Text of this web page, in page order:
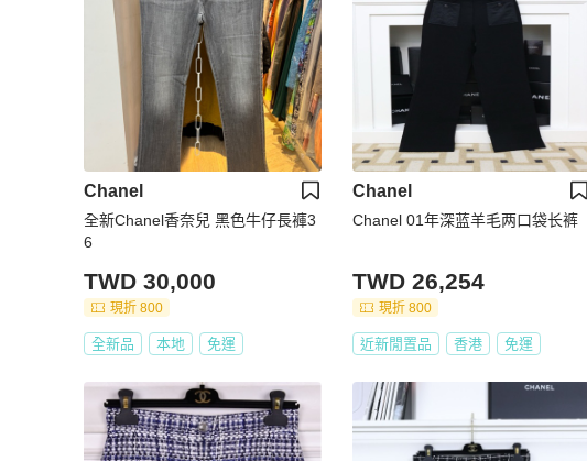
Chanel
全新Chanel香奈兒 黑色牛仔長褲3
6
TWD 30,000
現折 800
全新品 本地 免運
Chanel
Chanel 01年深蓝羊毛两口袋长裤
TWD 26,254
現折 800
近新閒置品 香港 免運